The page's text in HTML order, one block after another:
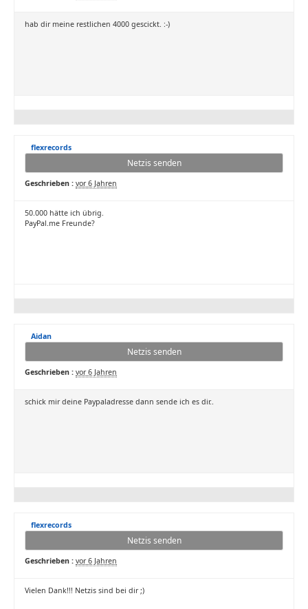
hab dir meine restlichen 4000 gescickt. :-)
flexrecords
Netzis senden
Geschrieben : vor 6 Jahren
50.000 hätte ich übrig.
PayPal.me Freunde?
Aidan
Netzis senden
Geschrieben : vor 6 Jahren
schick mir deine Paypaladresse dann sende ich es dir..
flexrecords
Netzis senden
Geschrieben : vor 6 Jahren
Vielen Dank!!! Netzis sind bei dir ;)